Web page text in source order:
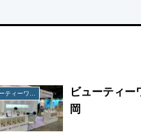
ビューティーワールド ジャパン 福岡
ビューティー
岡